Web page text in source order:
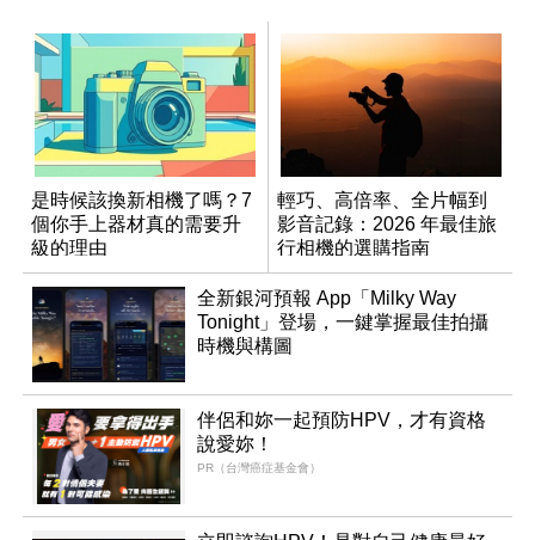
是時候該換新相機了嗎？7
個你手上器材真的需要升
級的理由
輕巧、高倍率、全片幅到
影音記錄：2026 年最佳旅
行相機的選購指南
全新銀河預報 App「Milky Way
Tonight」登場，一鍵掌握最佳拍攝
時機與構圖
伴侶和妳一起預防HPV，才有資格
說愛妳！
PR（台灣癌症基金會）